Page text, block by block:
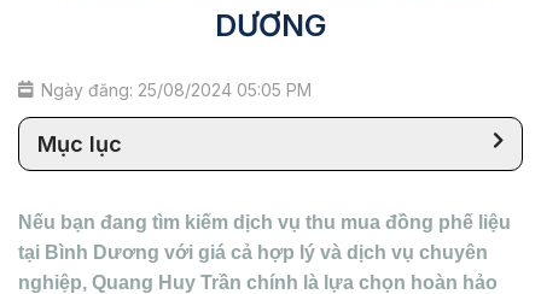
DƯƠNG
Ngày đăng: 25/08/2024 05:05 PM
Mục lục
Nếu bạn đang tìm kiếm dịch vụ thu mua đồng phế liệu
tại Bình Dương với giá cả hợp lý và dịch vụ chuyên
nghiệp, Quang Huy Trần chính là lựa chọn hoàn hảo